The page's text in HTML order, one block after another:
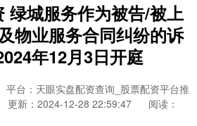
绿城服务作为被告/被上
物业服务合同纠纷的诉
年12月3日开庭
平台：天眼实盘配资查询_股票配资平台推
更新：2024-12-28 22:59:47
阅读：